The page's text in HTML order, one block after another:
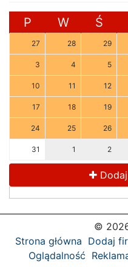
P W Ś
27 28 29
3 4 5
10 11 12
17 18 19
24 25 26
31 1 2
Dodaj
©
Strona główna Dodaj
Oglądalność